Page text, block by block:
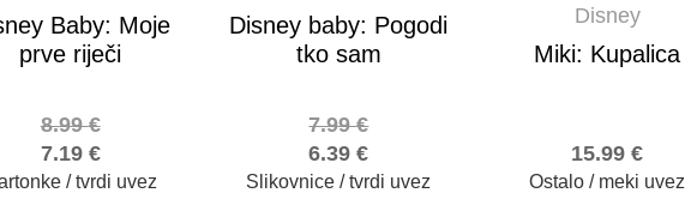
Baby: Moje
prve riječi
7.19 €
8.99€
/ tvrdi uvez
Disney baby: Pogodi
tko sam
6.39€
7.99€
Slikovnice / tvrdi uvez
Disney
Miki: Kupalica
15.99€
Ostalo / meki uvez